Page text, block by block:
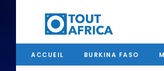
ACCUEIL BURKINA FASO